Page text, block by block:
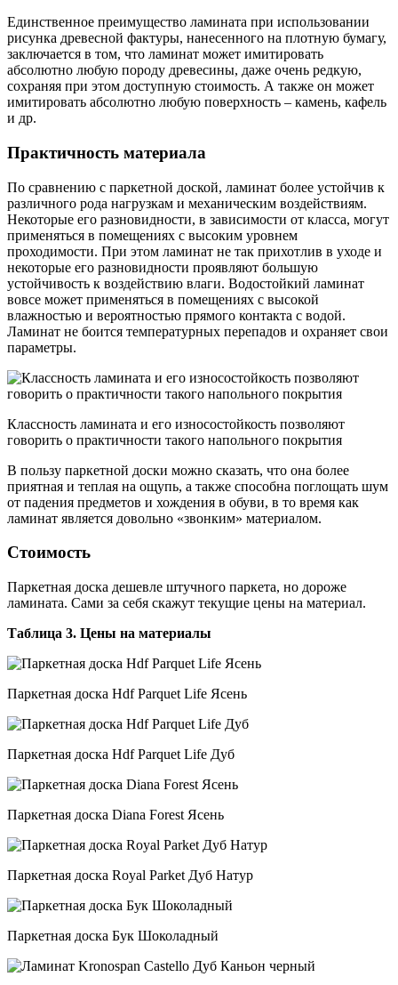
Единственное преимущество ламината при использовании
рисунка древесной фактуры, нанесенного на плотную бумагу,
заключается в том, что ламинат может имитировать
абсолютно любую породу древесины, даже очень редкую,
сохраняя при этом доступную стоимость. А также он может
имитировать абсолютно любую поверхность – камень, кафель
и др.
Практичность материала
По сравнению с паркетной доской, ламинат более устойчив к
различного рода нагрузкам и механическим воздействиям.
Некоторые его разновидности, в зависимости от класса, могут
применяться в помещениях с высоким уровнем
проходимости. При этом ламинат не так прихотлив в уходе и
некоторые его разновидности проявляют большую
устойчивость к воздействию влаги. Водостойкий ламинат
вовсе может применяться в помещениях с высокой
влажностью и вероятностью прямого контакта с водой.
Ламинат не боится температурных перепадов и охраняет свои
параметры.
Классность ламината и его износостойкость позволяют
говорить о практичности такого напольного покрытия
В пользу паркетной доски можно сказать, что она более
приятная и теплая на ощупь, а также способна поглощать шум
от падения предметов и хождения в обуви, в то время как
ламинат является довольно «звонким» материалом.
Стоимость
Паркетная доска дешевле штучного паркета, но дороже
ламината. Сами за себя скажут текущие цены на материал.
Таблица 3. Цены на материалы
Паркетная доска Hdf Parquet Life Ясень
Паркетная доска Hdf Parquet Life Дуб
Паркетная доска Diana Forest Ясень
Паркетная доска Royal Parket Дуб Натур
Паркетная доска Бук Шоколадный